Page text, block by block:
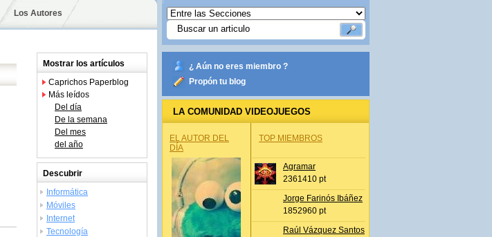
Los Autores
Mostrar los artículos
Caprichos Paperblog
Más leídos
Del día
De la semana
Del mes
del año
Descubrir
Informática
Móviles
Internet
Tecnología
¿ Aún no eres miembro ?
Propón tu blog
LA COMUNIDAD VIDEOJUEGOS
EL AUTOR DEL
DÍA
TOP MIEMBROS
Agramar
2361410 pt
Jorge Farinós Ibáñez
1852960 pt
Raúl Vázquez Santos